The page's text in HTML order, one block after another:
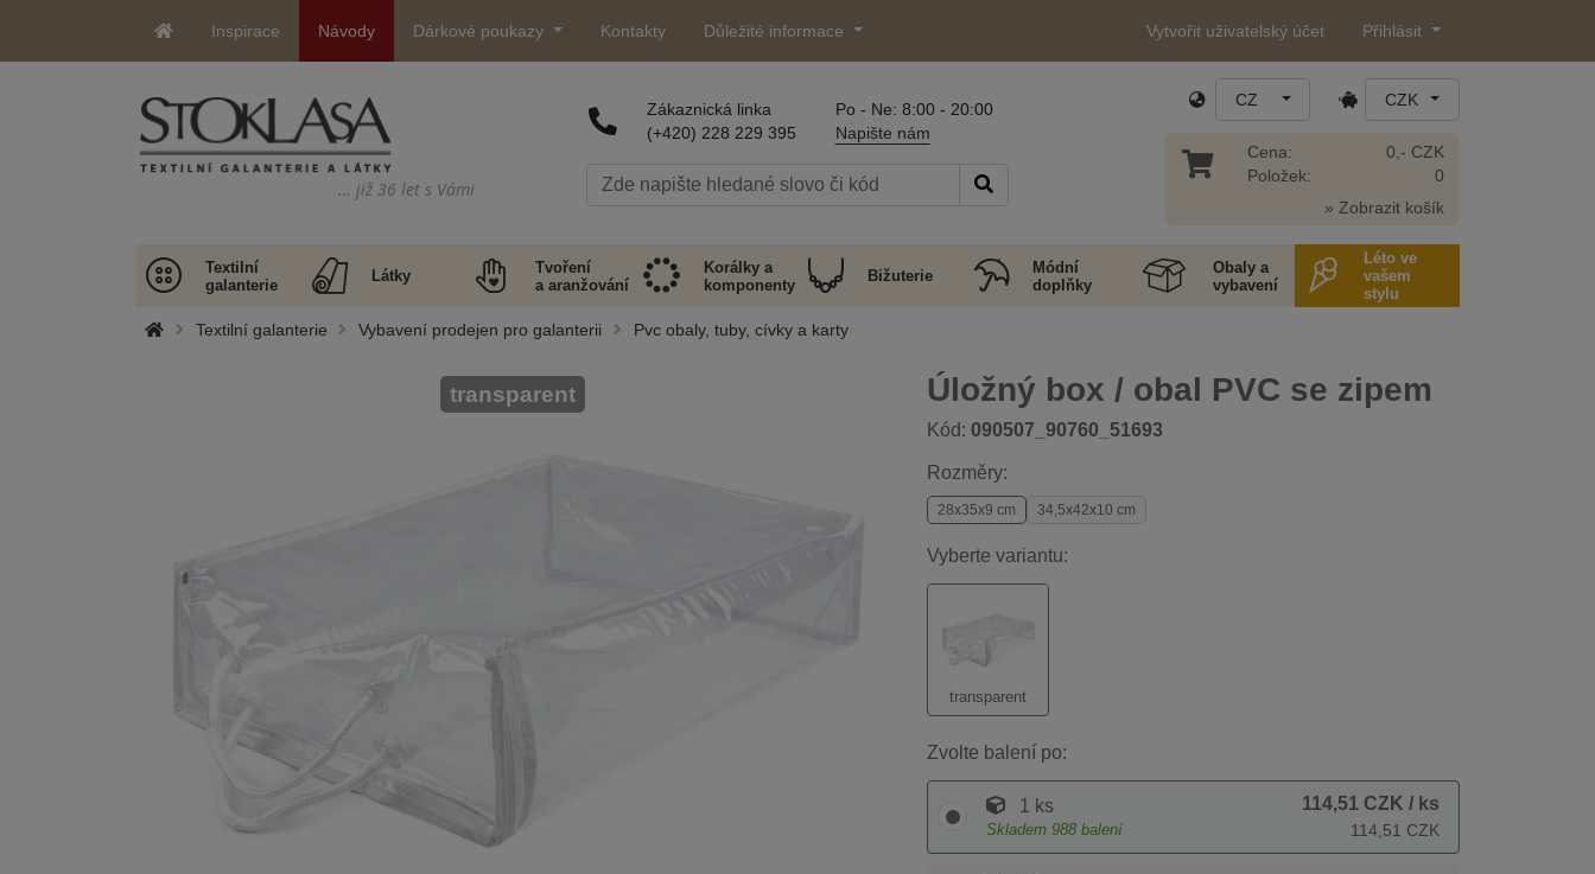
Inspirace Návody Dárkové poukazy Kontakty Důležité informace Vytvořit uživatelský účet Přihlásit
… již 36 let s Vámi
Zákaznická linka
(+420) 228 229 395
Po - Ne: 8:00 - 20:00
Napište nám
CZ CZK
Cena:
Položek:
0,- CZK
0
» Zobrazit košík
Textilní
galanterie
Látky
Tvoření
a aranžování
Korálky a
komponenty
Bižuterie
Módní
doplňky
Obaly a
vybavení
Léto ve
vašem
stylu
Textilní galanterie Vybavení prodejen pro galanterii Pvc obaly, tuby, cívky a karty
Úložný box / obal PVC se zipem
Kód: 090507_90760_51693
transparent
Rozměry:
28x35x9 cm 34,5x42x10 cm
Vyberte variantu:
transparent
Zvolte balení po:
1 ks
Skladem 988 balení
114,51 CZK / ks
114,51 CZK